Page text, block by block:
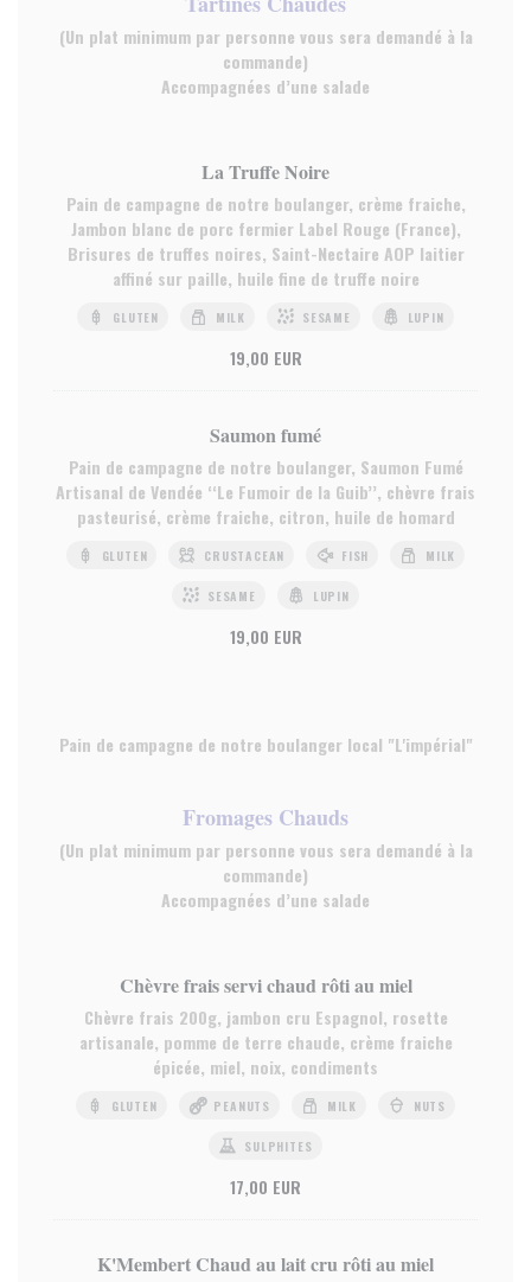
(Un plat minimum par personne vous sera demandé à la
commande)
Accompagnées d’une salade
La Truffe Noire
Pain de campagne de notre boulanger, crème fraiche,
Jambon blanc de porc fermier Label Rouge (France),
Brisures de truffes noires, Saint-Nectaire AOP laitier
affiné sur paille, huile fine de truffe noire
GLUTEN MILK SESAME LUPIN
19,00 EUR
Saumon fumé
Pain de campagne de notre boulanger, Saumon Fumé
Artisanal de Vendée ‘‘Le Fumoir de la Guib’’, chèvre frais
pasteurisé, crème fraiche, citron, huile de homard
GLUTEN CRUSTACEAN FISH MILK
SESAME LUPIN
19,00 EUR
Pain de campagne de notre boulanger local "L'impérial"
Fromages Chauds
(Un plat minimum par personne vous sera demandé à la
commande)
Accompagnées d’une salade
Chèvre frais servi chaud rôti au miel
Chèvre frais 200g, jambon cru Espagnol, rosette
artisanale, pomme de terre chaude, crème fraiche
épicée, miel, noix, condiments
GLUTEN PEANUTS MILK NUTS
SULPHITES
17,00 EUR
K'Membert Chaud au lait cru rôti au miel